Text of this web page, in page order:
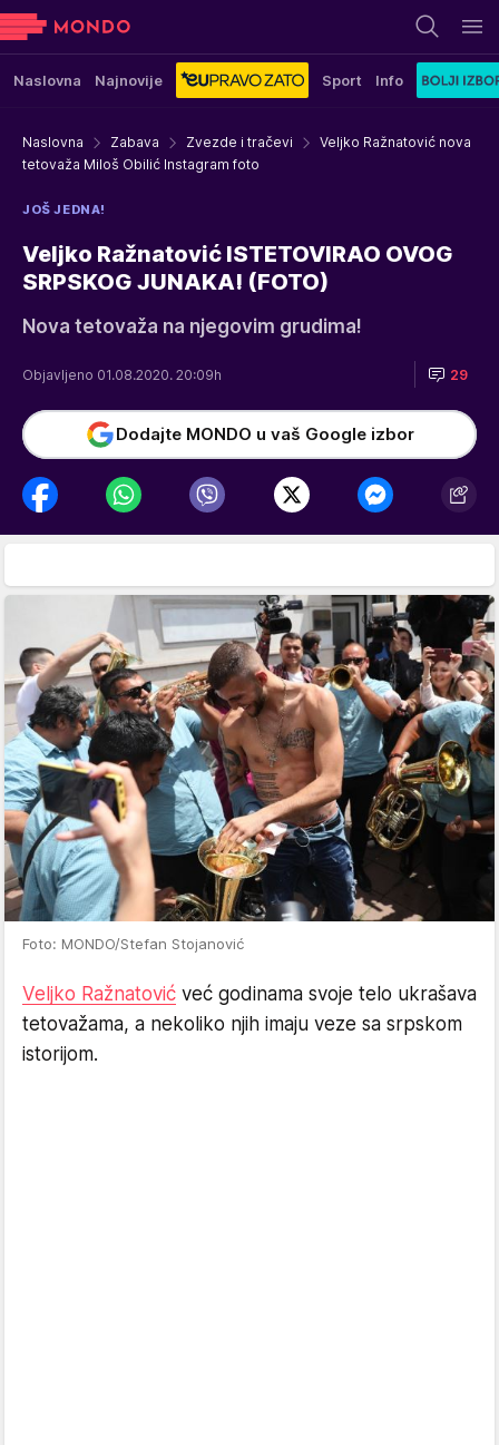
Naslovna Najnovije Sport Info
Naslovna Zabava Zvezde i tračevi
Veljko Ražnatović nova
tetovaža Miloš Obilić Instagram foto
JOŠ JEDNA!
Veljko Ražnatović ISTETOVIRAO OVOG
SRPSKOG JUNAKA! (FOTO)
Nova tetovaža na njegovim grudima!
Objavljeno 01.08.2020. 20:09h 29
Dodajte MONDO u vaš Google izbor
Foto: MONDO/Stefan Stojanović
Veljko Ražnatović već godinama svoje telo ukrašava
tetovažama, a nekoliko njih imaju veze sa srpskom
istorijom.